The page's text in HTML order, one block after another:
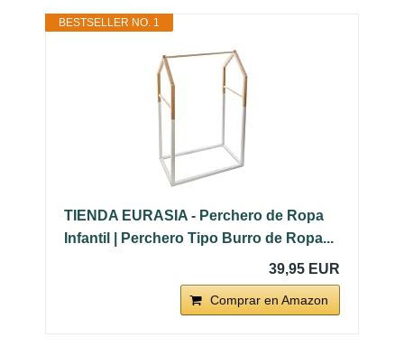
BESTSELLER NO. 1
TIENDA EURASIA - Perchero de Ropa
Infantil | Perchero Tipo Burro de Ropa...
39,95 EUR
Comprar en Amazon